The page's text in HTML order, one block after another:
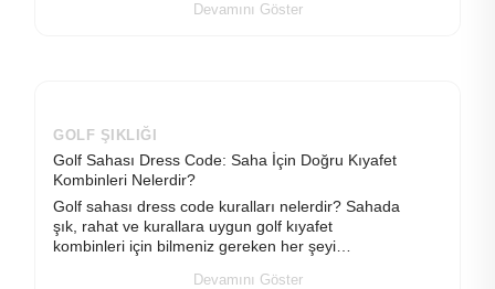
Devamını Göster
GOLF ŞIKLIĞI
Golf Sahası Dress Code: Saha İçin Doğru Kıyafet
Kombinleri Nelerdir?
Golf sahası dress code kuralları nelerdir? Sahada
şık, rahat ve kurallara uygun golf kıyafet
kombinleri için bilmeniz gereken her şeyi
Devamını Göster